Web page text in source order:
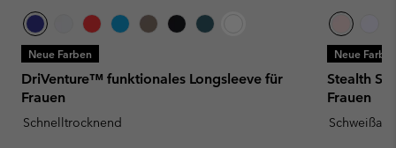
Neue Farben
DriVenture™ funktionales Longsleeve für
Frauen
Schnelltrocknend
Neue
Stealth
Frauen